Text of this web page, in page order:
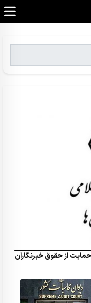
از حقوق خبرنگاران